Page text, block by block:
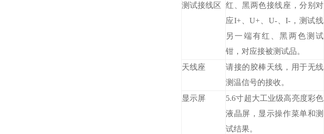
测试接线区 红、黑两色接线座，分别对
应I+、U+、U-、I-，测试线
另一端有红、黑两色测试
钳，对应接被测试品。
天线座
请接的胶棒天线，用于无线
测温信号的接收。
显示屏
5.6寸超大工业级高亮度彩色
液晶屏，显示操作菜单和测
试结果。